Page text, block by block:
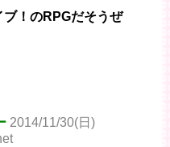
！のRPGだそうぜ
2014/11/30(日)